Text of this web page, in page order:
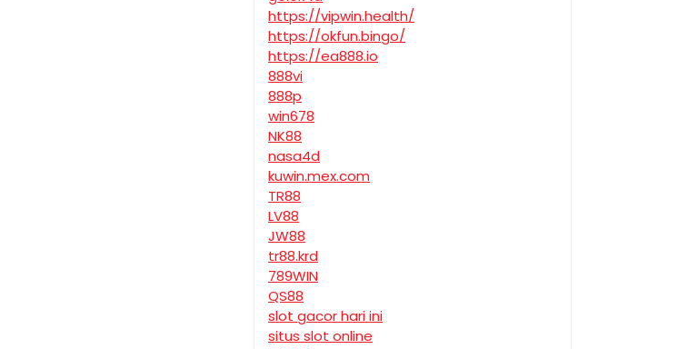
https://vipwin.health/
https://okfun.bingo/
https://ea888.io
888vi
888p
win678
NK88
nasa4d
kuwin.mex.com
TR88
LV88
JW88
tr88.krd
789WIN
QS88
slot gacor hari ini
situs slot online